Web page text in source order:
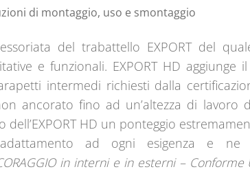
di montaggio, uso e smontaggio
del trabattello EXPORT del
e funzionali. EXPORT HD aggiunge
intermedi richiesti dalla
ancorato fino ad un’altezza di lavoro
HD un ponteggio
ad ogni esigenza e
in interni e in esterni – Conforme